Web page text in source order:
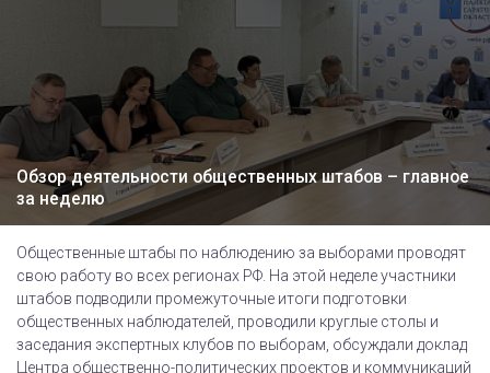
Обзор деятельности общественных штабов – главное
за неделю
Общественные штабы по наблюдению за выборами проводят
свою работу во всех регионах РФ. На этой неделе участники
штабов подводили промежуточные итоги подготовки
общественных наблюдателей, проводили круглые столы и
заседания экспертных клубов по выборам, обсуждали доклад
Центра общественно-политических проектов и коммуникаций